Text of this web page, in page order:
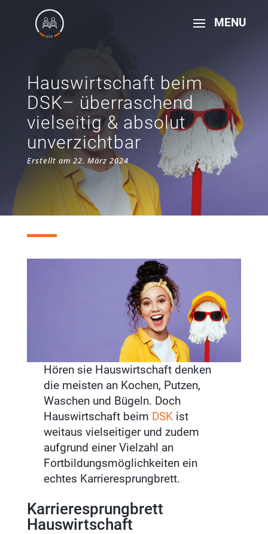
Hauswirtschaft beim
DSK– überraschend
vielseitig & absolut
unverzichtbar
Erstellt am 22. März 2024
Hören sie Hauswirtschaft denken
die meisten an Kochen, Putzen,
Waschen und Bügeln. Doch
Hauswirtschaft beim DSK ist
weitaus vielseitiger und zudem
aufgrund einer Vielzahl an
Fortbildungsmöglichkeiten ein
echtes Karrieresprungbrett.
Karrieresprungbrett
Hauswirtschaft